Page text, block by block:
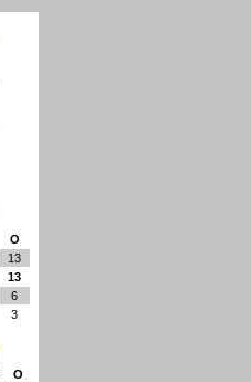
О
13
13
6
3
О